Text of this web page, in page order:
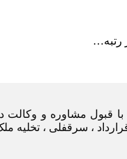
قبول مشاوره و
، سرقفلی ، تخلیه